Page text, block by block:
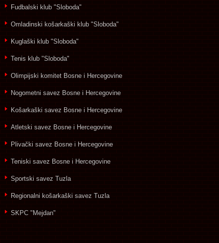
Fudbalski klub "Sloboda"
Omladinski košarkaški klub "Sloboda"
Kuglaški klub "Sloboda"
Tenis klub "Sloboda"
Olimpijski komitet Bosne i Hercegovine
Nogometni savez Bosne i Hercegovine
Košarkaški savez Bosne i Hercegovine
Atletski savez Bosne i Hercegovine
Plivački savez Bosne i Hercegovine
Teniski savez Bosne i Hercegovine
Sportski savez Tuzla
Regionalni košarkaški savez Tuzla
SKPC "Mejdan"